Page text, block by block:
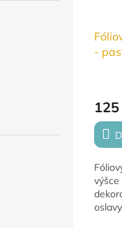
-
125
výšce